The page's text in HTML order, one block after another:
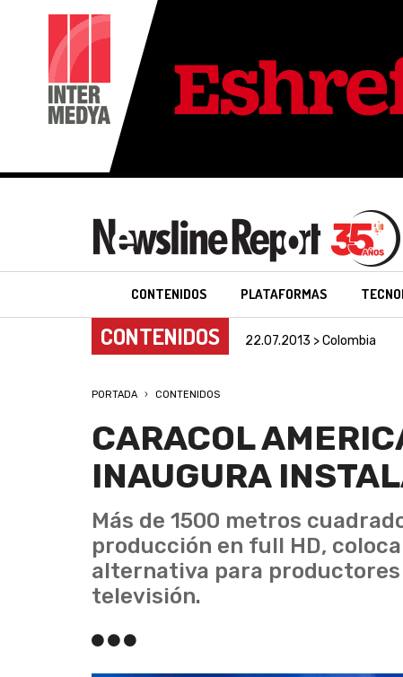
CONTENIDOS PLATAFORMAS
CONTENIDOS 22.07.2013 > Colombia
PORTADA CONTENIDOS
CARACOL
INAUGURA
Más de 1500 metros
producción en full HD,
alternativa para
televisión.